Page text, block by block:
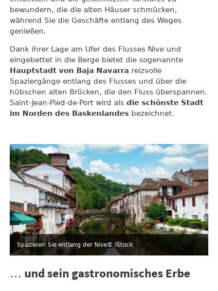
bewundern, die die alten Häuser schmücken,
während Sie die Geschäfte entlang des Weges
genießen.
Dank ihrer Lage am Ufer des Flusses Nive und
eingebettet in die Berge bietet die sogenannte
Hauptstadt von Baja Navarra reizvolle
Spaziergänge entlang des Flusses und über die
hübschen alten Brücken, die den Fluss überspannen.
Saint-Jean-Pied-de-Port wird als die schönste Stadt
im Norden des Baskenlandes bezeichnet.
Spazieren Sie entlang der Nive© iStock
… und sein gastronomisches Erbe